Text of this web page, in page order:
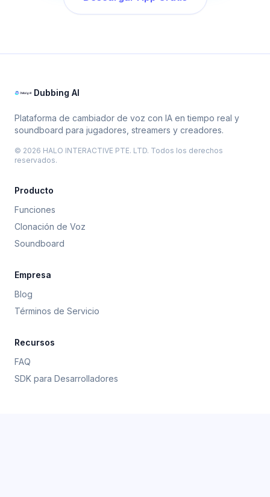
Dubbing AI
Plataforma de cambiador de voz con IA en tiempo real y
soundboard para jugadores, streamers y creadores.
© 2026 HALO INTERACTIVE PTE. LTD. Todos los derechos
reservados.
Producto
Funciones
Clonación de Voz
Soundboard
Empresa
Blog
Términos de Servicio
Recursos
FAQ
SDK para Desarrolladores